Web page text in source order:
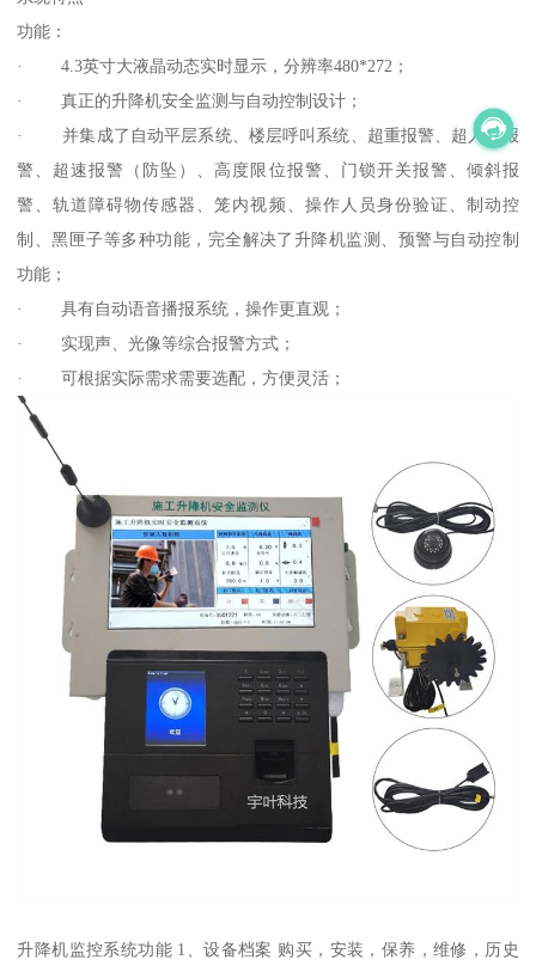
功能：
· 4.3英寸大液晶动态实时显示，分辨率480*272；
· 真正的升降机安全监测与自动控制设计；
· 并集成了自动平层系统、楼层呼叫系统、超重报警、超人数报
警、超速报警（防坠）、高度限位报警、门锁开关报警、倾斜报
警、轨道障碍物传感器、笼内视频、操作人员身份验证、制动控
制、黑匣子等多种功能，完全解决了升降机监测、预警与自动控制
功能；
· 具有自动语音播报系统，操作更直观；
· 实现声、光像等综合报警方式；
· 可根据实际需求需要选配，方便灵活；
升降机监控系统功能 1、设备档案 购买，安装，保养，维修，历史